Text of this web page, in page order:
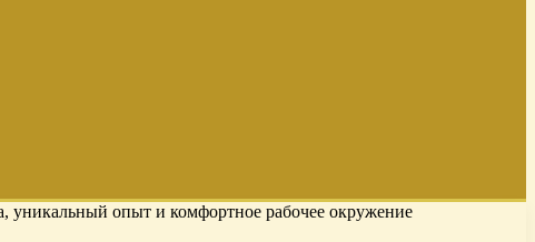
уникальный опыт и комфортное рабочее окружение